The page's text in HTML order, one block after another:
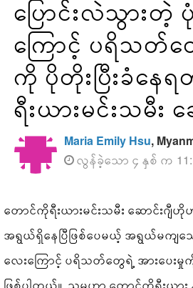
ပြောင်းလဲသွားတဲ့
ကြောင့် ပရိသတ်တွ
ကို ပိုတိုးပြီးခံနေ
ရီးယားမင်းသမီး
Maria Emily Hsu,
လွန်ခဲ့သော ၄ နှစ် က
တောင်ကိုရီးယားမင်းသမီး ဆောင်းဂ
အရွယ်ရှိနေပြီဖြစ်ပေမယ့် အရွယ်မကျသ
လေးကြောင့် ပရိသတ်တွေရဲ့ အားပေ